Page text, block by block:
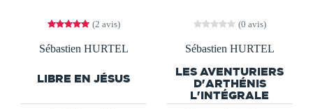
(2 avis)
Sébastien HURTEL
LIBRE EN JÉSUS
(0 avis)
Sébastien HURTEL
LES AVENTURIERS
D'ARTHÉNIS
L'INTÉGRALE